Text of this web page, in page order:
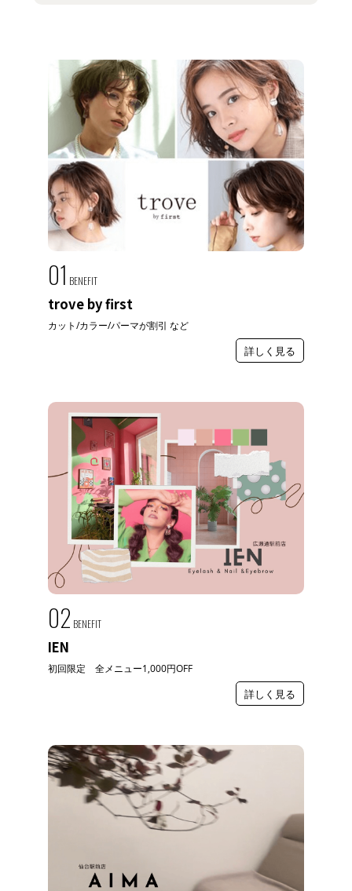
01 BENEFIT
trove by first
カット/カラー/パーマが割引 など
詳しく見る
02 BENEFIT
IEN
初回限定 全メニュー1,000円OFF
詳しく見る